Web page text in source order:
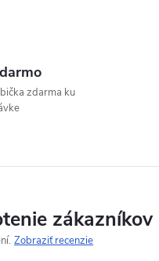
zdarma ku
zákazníkov
Zobraziť recenzie